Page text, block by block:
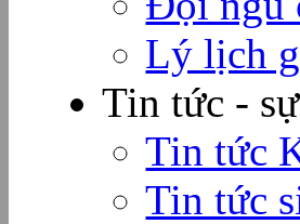
Lý lịch
Tin tức -
Tin tức
Tin tức